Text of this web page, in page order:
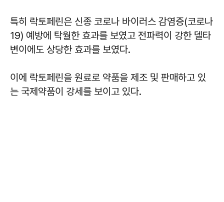
특히 락토페린은 신종 코로나 바이러스 감염증(코로나
19) 예방에 탁월한 효과를 보였고 전파력이 강한 델타
변이에도 상당한 효과를 보였다.
이에 락토페린을 원료로 약품을 제조 및 판매하고 있
는 국제약품이 강세를 보이고 있다.